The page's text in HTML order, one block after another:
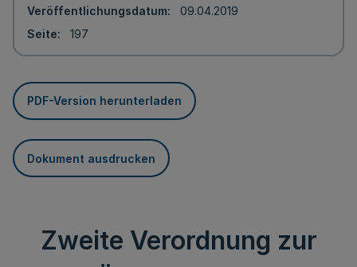
Veröffentlichungsdatum
09.04.2019
Seite
197
PDF-Version herunterladen
Dokument ausdrucken
Zweite Verordnung zur